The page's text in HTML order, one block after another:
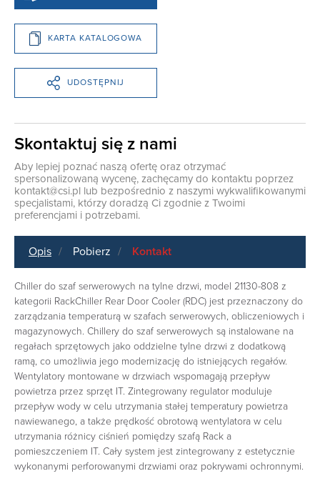
KARTA KATALOGOWA
UDOSTĘPNIJ
Skontaktuj się z nami
Aby lepiej poznać naszą ofertę oraz otrzymać
spersonalizowaną wycenę, zachęcamy do kontaktu poprzez
kontakt@csi.pl lub bezpośrednio z naszymi wykwalifikowanymi
specjalistami, którzy doradzą Ci zgodnie z Twoimi
preferencjami i potrzebami.
Opis Pobierz Kontakt
Chiller do szaf serwerowych na tylne drzwi, model 21130-808 z
kategorii RackChiller Rear Door Cooler (RDC) jest przeznaczony do
zarządzania temperaturą w szafach serwerowych, obliczeniowych i
magazynowych. Chillery do szaf serwerowych są instalowane na
regałach sprzętowych jako oddzielne tylne drzwi z dodatkową
ramą, co umożliwia jego modernizację do istniejących regałów.
Wentylatory montowane w drzwiach wspomagają przepływ
powietrza przez sprzęt IT. Zintegrowany regulator moduluje
przepływ wody w celu utrzymania stałej temperatury powietrza
nawiewanego, a także prędkość obrotową wentylatora w celu
utrzymania różnicy ciśnień pomiędzy szafą Rack a
pomieszczeniem IT. Cały system jest zintegrowany z estetycznie
wykonanymi perforowanymi drzwiami oraz pokrywami ochronnymi.